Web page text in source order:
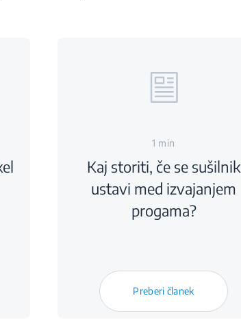
1 min
Kaj storiti, če se sušilnik
ustavi med izvajanjem
progama?
Preberi članek